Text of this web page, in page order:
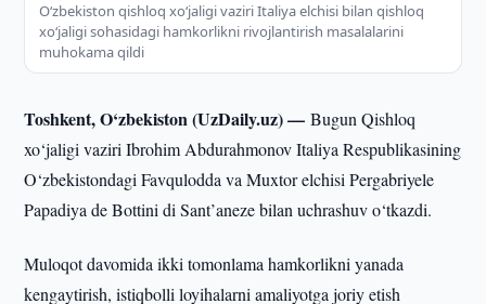
O‘zbekiston qishloq xo‘jaligi vaziri Italiya elchisi bilan qishloq
xo‘jaligi sohasidagi hamkorlikni rivojlantirish masalalarini
muhokama qildi
Toshkent, O‘zbekiston (UzDaily.uz) —Bugun Qishloq
xo‘jaligi vaziri Ibrohim Abdurahmonov Italiya Respublikasining
O‘zbekistondagi Favqulodda va Muxtor elchisi Pergabriyele
Papadiya de Bottini di Sant’aneze bilan uchrashuv o‘tkazdi.
Muloqot davomida ikki tomonlama hamkorlikni yanada
kengaytirish, istiqbolli loyihalarni amaliyotga joriy etish